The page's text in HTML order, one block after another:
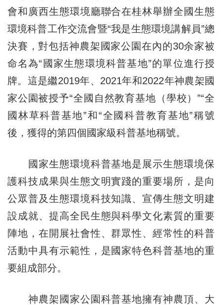
會和廣西生態環境廳聯合在桂林舉辦全國生態
環境科普工作交流會暨“我是生態環境講解員”總
決賽，對包括神農架國家公園在內的30余家被
命名為“國家生態環境科普基地”的單位進行授
牌。這是繼2019年、2021年和2022年神農架國
家公園被授予“全國自然教育基地（學校）”“全
國林草科普基地”和“全國科普教育基地”稱號
後，獲得的第四個國家級科普基地稱號。
國家生態環境科普基地是展示生態環境保
護科技成果與生態文明實踐的重要場所，是向
公眾普及生態環境科技知識、宣傳生態文明建
設成就、提高全民生態與科學文化素質的重要
陣地，在開展社會性、群眾性、經常性的科普
活動中具有示範性，是國家特色科普基地的重
要組成部分。
神農架國家公園科普基地擁有神農頂、大